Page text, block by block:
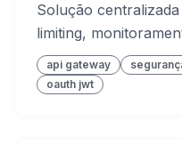
Solução
limiting,
api gateway
oauth jwt